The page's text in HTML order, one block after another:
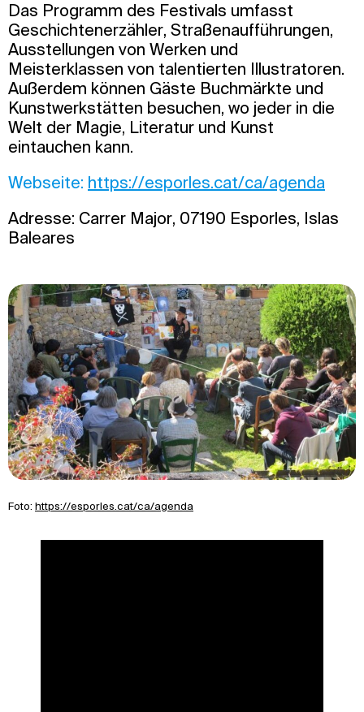
Das Programm des Festivals umfasst
Geschichtenerzähler, Straßenaufführungen,
Ausstellungen von Werken und
Meisterklassen von talentierten Illustratoren.
Außerdem können Gäste Buchmärkte und
Kunstwerkstätten besuchen, wo jeder in die
Welt der Magie, Literatur und Kunst
eintauchen kann.
Webseite: https://esporles.cat/ca/agenda
Adresse: Carrer Major, 07190 Esporles, Islas
Baleares
Foto: https://esporles.cat/ca/agenda